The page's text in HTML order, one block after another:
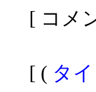
[ コメ
[ ( タ